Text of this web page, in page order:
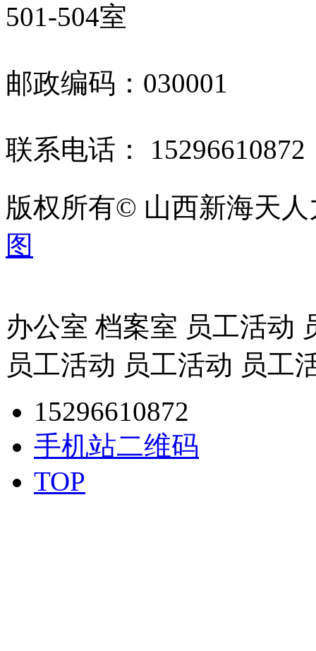
501-504室
邮政编码：030001
联系电话：
版权所有© 山西新海天
图
办公室 档案室 员工活动
员工活动 员工活动 员工
15296610872
手机站二维码
TOP